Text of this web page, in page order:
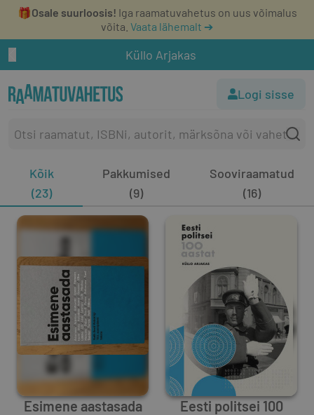
🎁Osale suurloosis! Iga raamatuvahetus on uus võimalus
võita. Vaata lähemalt ➔
Küllo Arjakas
Logi sisse
Kõik
(23)
Pakkumised
(9)
Sooviraamatud
(16)
Esimene aastasada
Eesti politsei 100